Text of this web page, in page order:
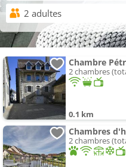
Chambre
2 chambres
0.1 km
Chambres
2 chambres